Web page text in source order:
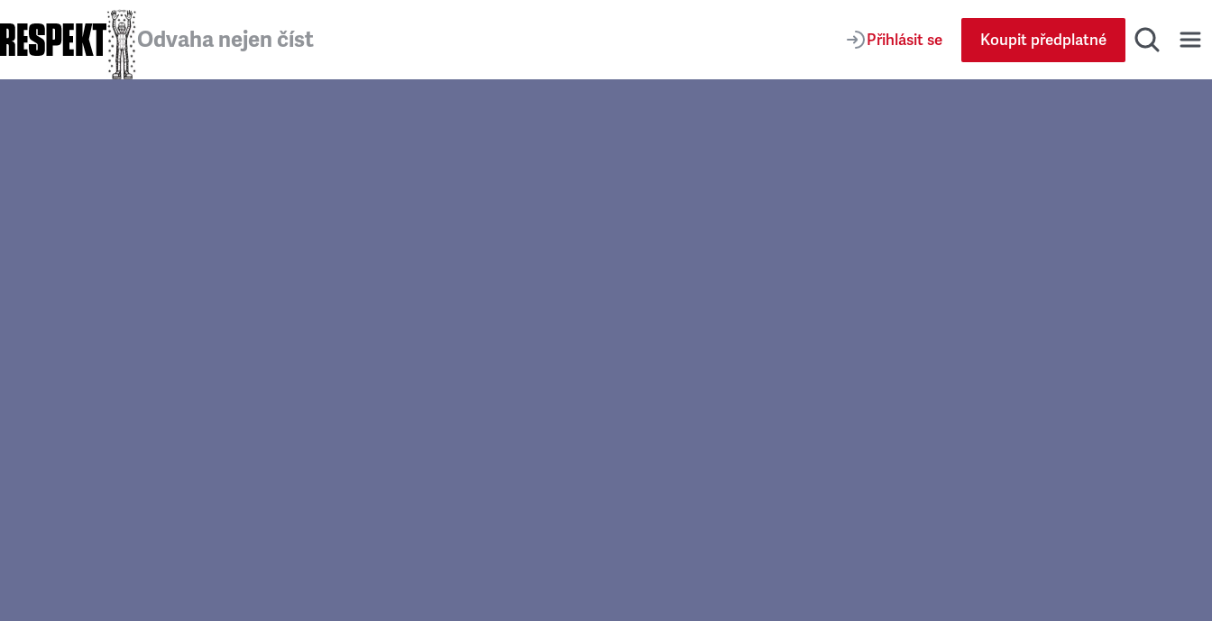
Odvaha nejen číst Přihlásit se Koupit předplatné